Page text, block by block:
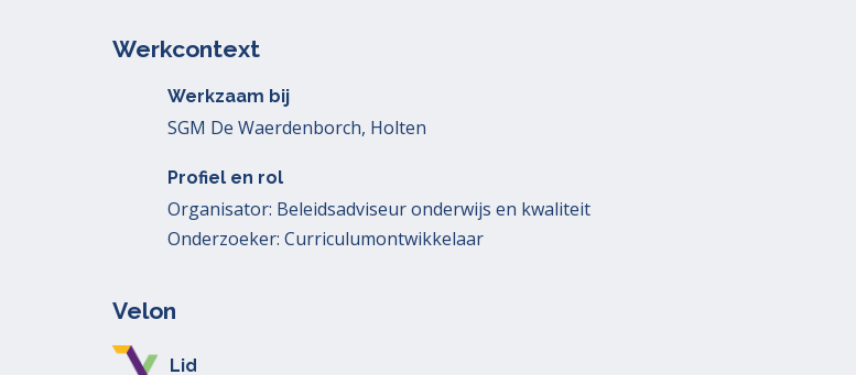
Werkcontext
Werkzaam bij
SGM De Waerdenborch, Holten
Profiel en rol
Organisator: Beleidsadviseur onderwijs en kwaliteit
Onderzoeker: Curriculumontwikkelaar
Velon
Lid